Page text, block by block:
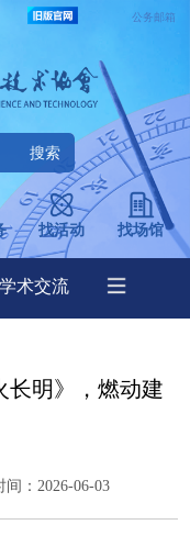
长明》，燃动建
：2026-06-03